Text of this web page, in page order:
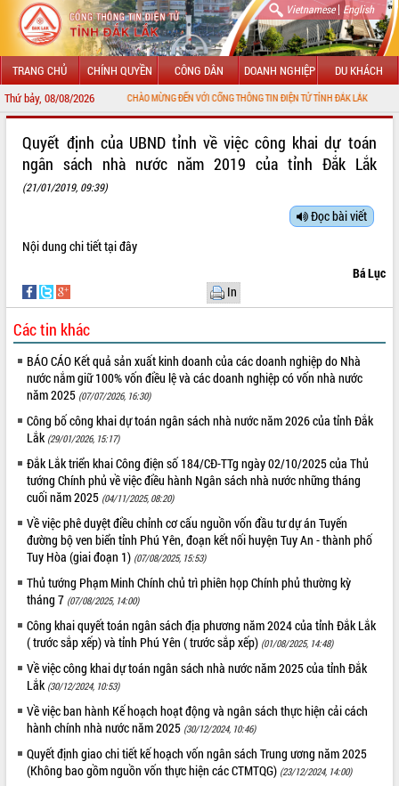
Vietnamese| English
TRANG CHỦ CHÍNH QUYỀN CÔNG DÂN DOANH NGHIỆP DU KHÁCH
Thứ bảy, 08/08/2026 CHÀO MỪNG ĐẾN VỚI CỔNG THÔNG TIN ĐIỆN TỬ TỈNH ĐẮK LẮK
LÃNH ĐẠO UBND TỈNH
SỞ, BAN, NGÀNH
VĂN BẢN HĐND TỈNH
ĐIỂM TIN VĂN BẢN
QUY HOẠCH - KẾ HOẠCH
Quyết định của UBND tỉnh về việc công khai dự toán
ngân sách nhà nước năm 2019 của tỉnh Đắk Lắk
(21/01/2019, 09:39)
Đọc bài viết
Nội dung chi tiếttại đây
Bá Lục
In
Các tin khác
BÁO CÁO Kết quả sản xuất kinh doanh của các doanh nghiệp do Nhà
nước nắm giữ 100% vốn điều lệ và các doanh nghiệp có vốn nhà nước
năm 2025 (07/07/2026, 16:30)
Công bố công khai dự toán ngân sách nhà nước năm 2026 của tỉnh Đắk
Lắk (29/01/2026, 15:17)
Đắk Lắk triển khai Công điện số 184/CĐ-TTg ngày 02/10/2025 của Thủ
tướng Chính phủ về việc điều hành Ngân sách nhà nước những tháng
cuối năm 2025 (04/11/2025, 08:20)
Về việc phê duyệt điều chỉnh cơ cấu nguồn vốn đầu tư dự án Tuyến
đường bộ ven biển tỉnh Phú Yên, đoạn kết nối huyện Tuy An - thành phố
Tuy Hòa (giai đoạn 1) (07/08/2025, 15:53)
Thủ tướng Phạm Minh Chính chủ trì phiên họp Chính phủ thường kỳ
tháng 7 (07/08/2025, 14:00)
Công khai quyết toán ngân sách địa phương năm 2024 của tỉnh Đắk Lắk
( trước sắp xếp) và tỉnh Phú Yên ( trước sắp xếp) (01/08/2025, 14:48)
Về việc công khai dự toán ngân sách nhà nước năm 2025 của tỉnh Đắk
Lắk (30/12/2024, 10:53)
Về việc ban hành Kế hoạch hoạt động và ngân sách thực hiện cải cách
hành chính nhà nước năm 2025 (30/12/2024, 10:46)
Quyết định giao chi tiết kế hoạch vốn ngân sách Trung ương năm 2025
(Không bao gồm nguồn vốn thực hiện các CTMTQG) (23/12/2024, 14:00)